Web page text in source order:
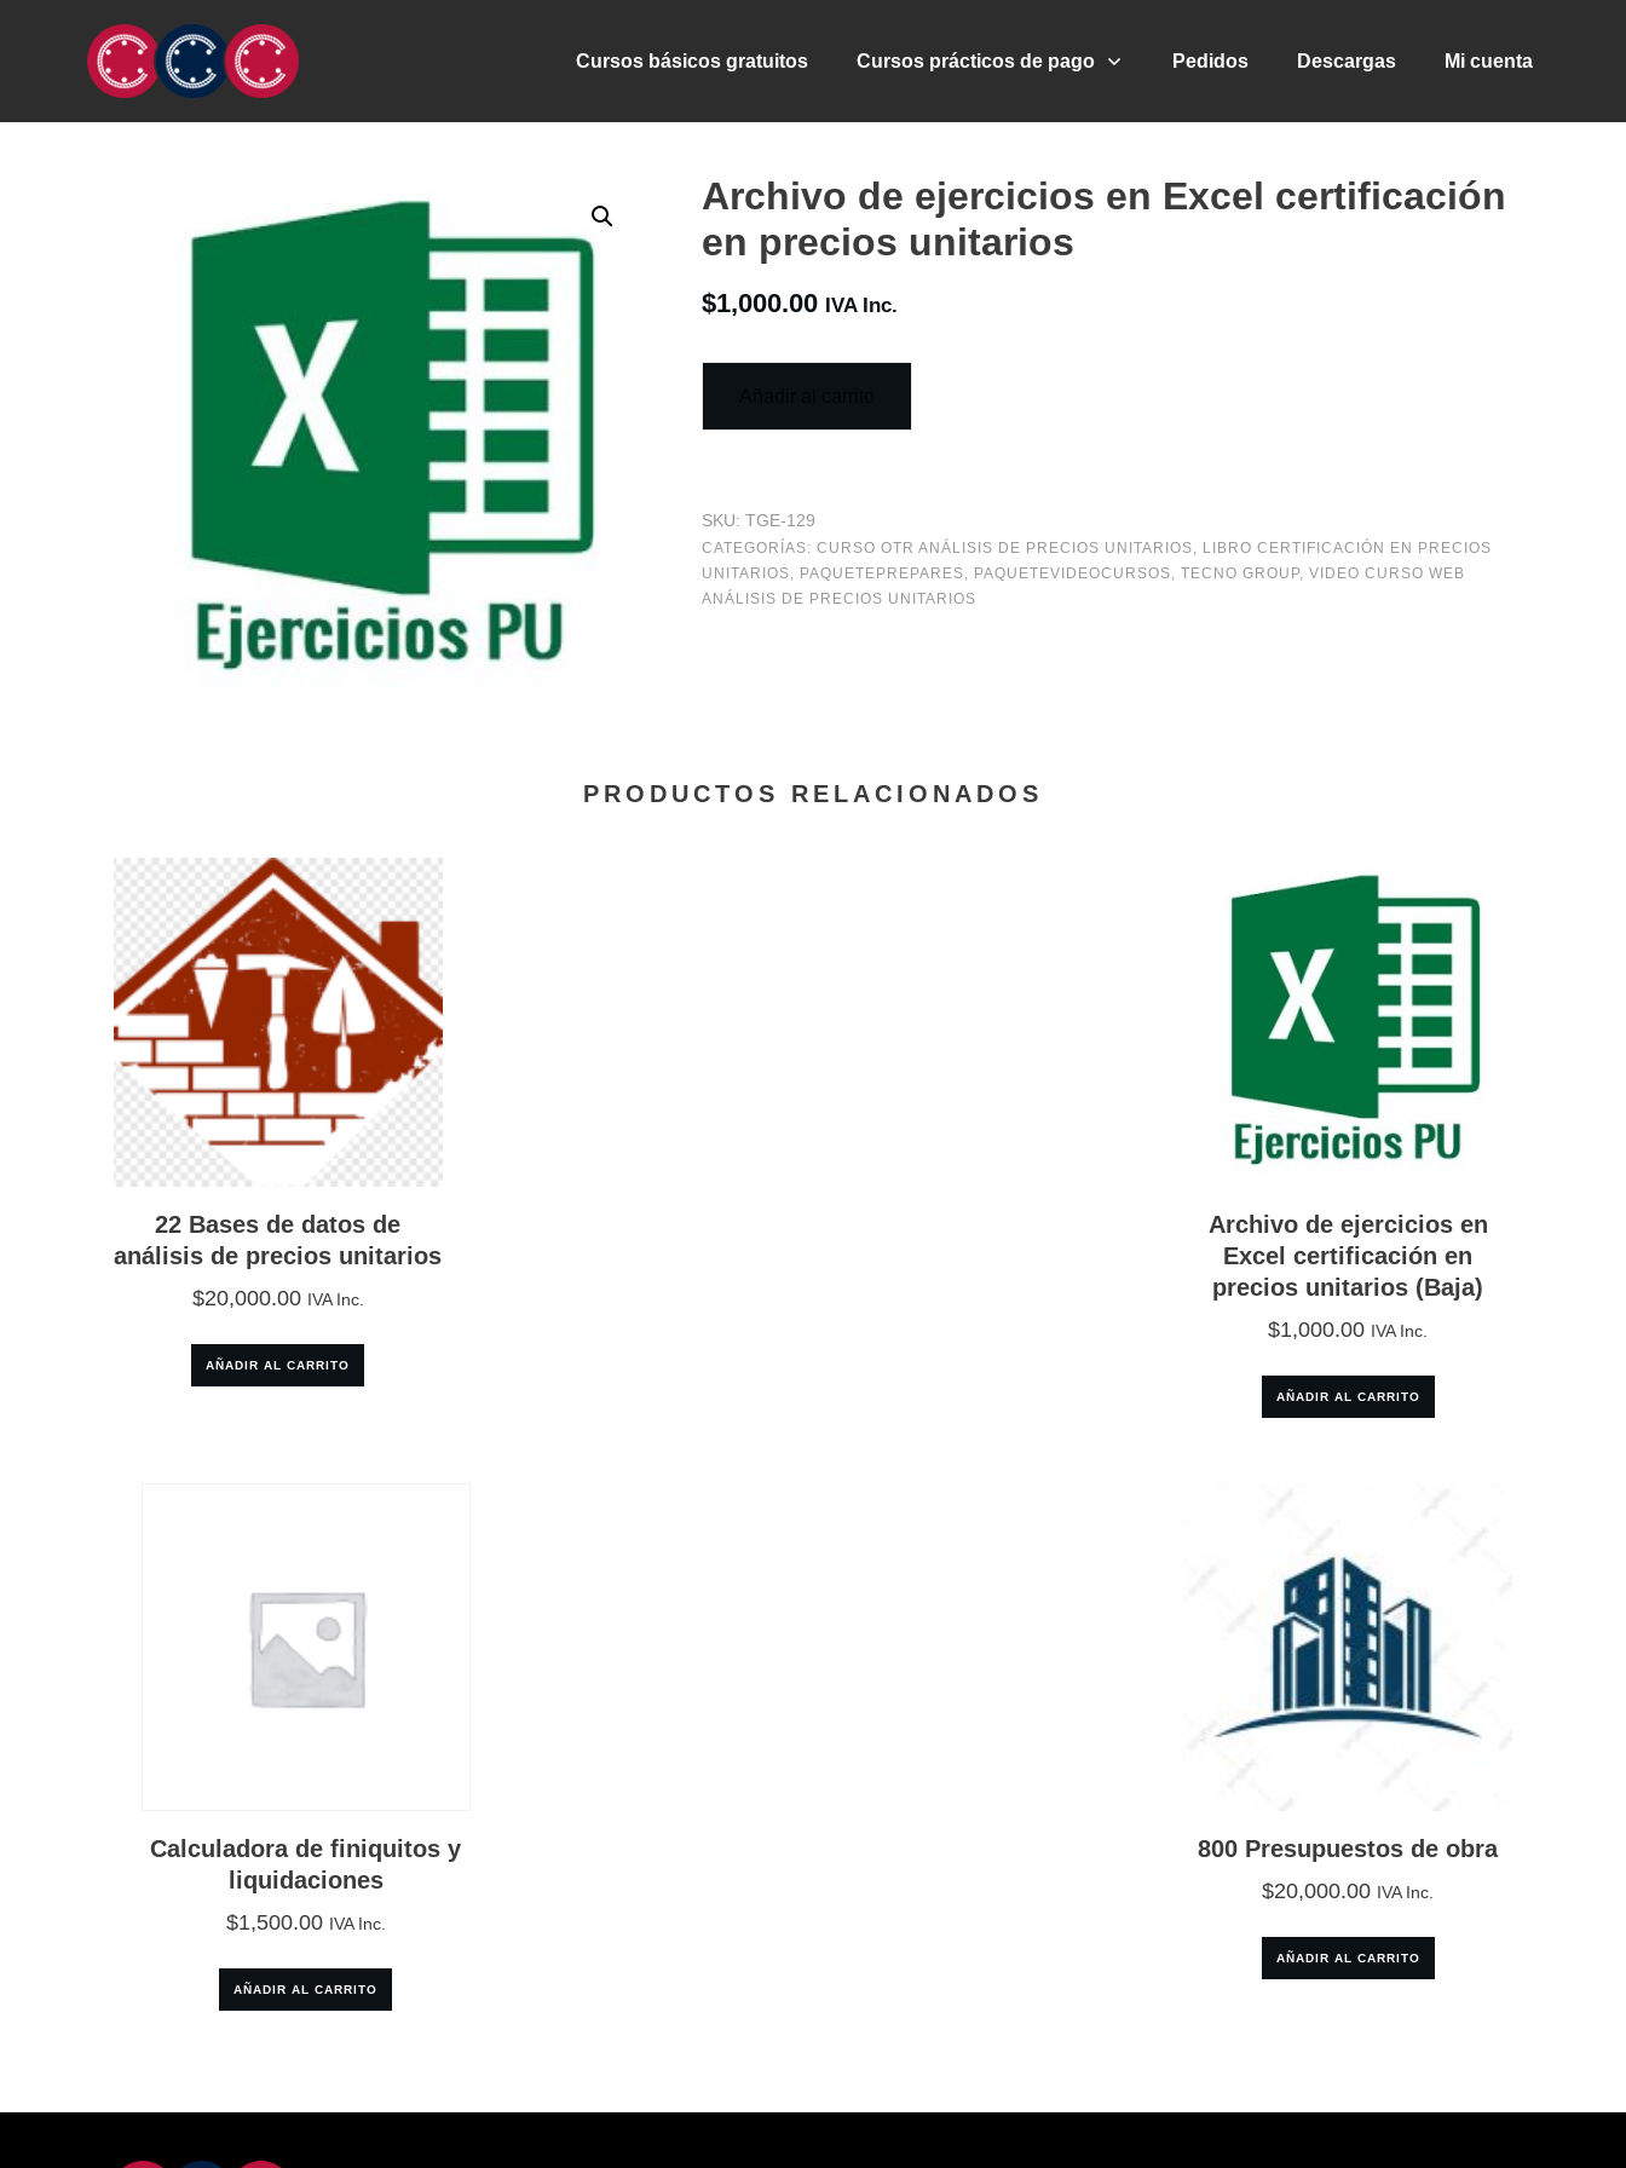
Cursos básicos gratuitos Cursos prácticos de pago Pedidos Descargas Mi cuenta
Archivo de ejercicios en Excel certificación
en precios unitarios
$1,000.00 IVA Inc.
SKU:TGE-129
CATEGORÍAS:CURSO OTR ANÁLISIS DE PRECIOS UNITARIOS, LIBRO CERTIFICACIÓN EN PRECIOS
UNITARIOS, PAQUETEPREPARES, PAQUETEVIDEOCURSOS,TECNO GROUP,VIDEO CURSO WEB
ANÁLISIS DE PRECIOS UNITARIOS
PRODUCTOS RELACIONADOS
22 Bases de datos de
análisis de precios unitarios
$20,000.00 IVA Inc.
AÑADIR AL CARRITO
Archivo de ejercicios en
Excel certificación en
precios unitarios (Baja)
$1,000.00 IVA Inc.
AÑADIR AL CARRITO
Calculadora de finiquitos y
liquidaciones
$1,500.00 IVA Inc.
AÑADIR AL CARRITO
800 Presupuestos de obra
$20,000.00 IVA Inc.
AÑADIR AL CARRITO